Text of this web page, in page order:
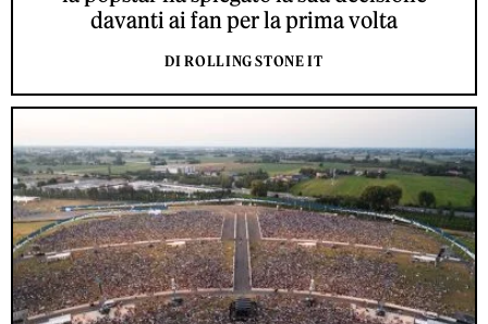
davanti ai fan per la prima volta
DI ROLLING STONE IT